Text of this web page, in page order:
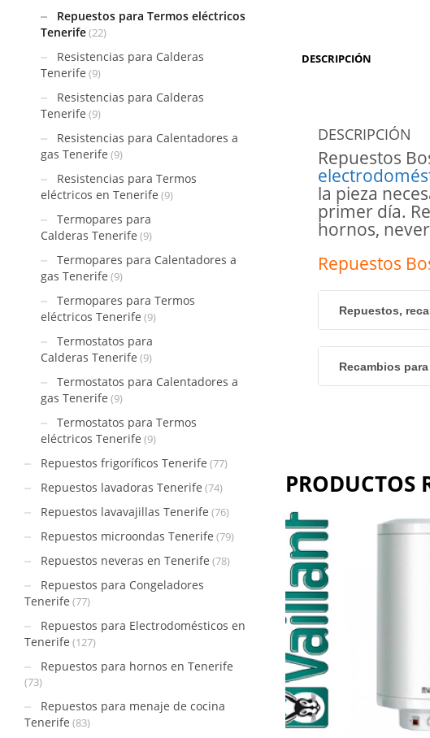
DESCRIPCIÓN
DESCRIPCIÓN
Repuestos
la pieza
primer día.
hornos,
Repuestos
Repuestos,
Recambios
PRODUCTOS
Repuestos para Termos eléctricos
Tenerife(22)
Resistencias para Calderas
Tenerife (9)
Resistencias para Calderas
Tenerife (9)
Resistencias para Calentadores a
gas Tenerife (9)
Resistencias para Termos
eléctricos en Tenerife (9)
Termopares para
Calderas Tenerife (9)
Termopares para Calentadores a
gas Tenerife (9)
Termopares para Termos
eléctricos Tenerife (9)
Termostatos para
Calderas Tenerife (9)
Termostatos para Calentadores a
gas Tenerife (9)
Termostatos para Termos
eléctricos Tenerife (9)
Repuestos frigoríficos Tenerife (77)
Repuestos lavadoras Tenerife (74)
Repuestos lavavajillas Tenerife (76)
Repuestos microondas Tenerife (79)
Repuestos neveras en Tenerife (78)
Repuestos para Congeladores
Tenerife (77)
Repuestos para Electrodomésticos en
Tenerife (127)
Repuestos para hornos en Tenerife
(73)
Repuestos para menaje de cocina
Tenerife (83)